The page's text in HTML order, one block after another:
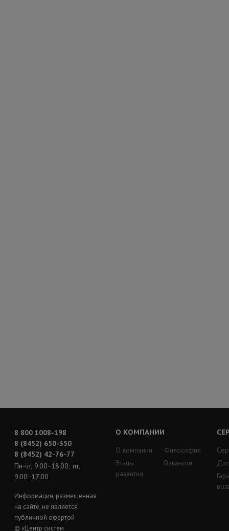
8 800 1008-198
8 (8452) 650-350
8 (8452) 42-76-77
Пн-чт, 9:00−18:00; пт,
9:00−17:00
Информация, размещенная
на сайте, не является
публичной офертой
© «Центр систем
О КОМПАНИИ
О компании
Этапы
развития
Философия
Вакансии